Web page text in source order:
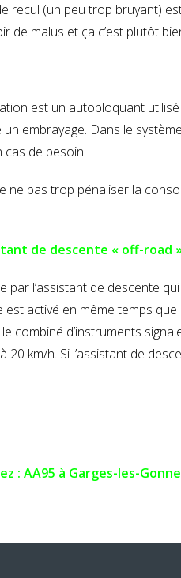
recul (un peu trop bruyant)
de malus et ça c’est plutôt
est un autobloquant
un embrayage. Dans le
cas de besoin.
ne pas trop pénaliser la
de descente « off-road
l’assistant de descente
est activé en même temps
combiné d’instruments
20 km/h. Si l’assistant de
: AA95 à Garges-les-